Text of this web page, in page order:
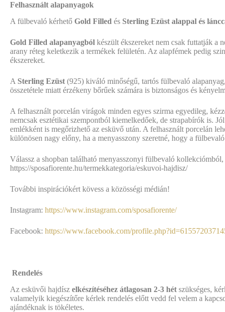
Felhasznált alapanyagok
A fülbevaló kérhető Gold Filled és Sterling Ezüst alappal és
Gold Filled alapanyagból készült ékszereket nem csak futtatják a
arany réteg keletkezik a termékek felületén. Az alapfémek pedig
ékszereket.
A Sterling Ezüst (925) kiváló minőségű, tartós fülbevaló
összetétele miatt érzékeny bőrűek számára is biztonságos és
A felhasznált porcelán virágok minden egyes szirma egyedileg,
nemcsak esztétikai szempontból kiemelkedőek, de strapabírók is.
emlékként is megőrizhető az esküvő után. A felhasznált porcelán
különösen nagy előny, ha a menyasszony szeretné, hogy a
Válassz a shopban található menyasszonyi fülbevaló
https://sposafiorente.hu/termekkategoria/eskuvoi-hajdisz/
További inspirációkért kövess a közösségi médián!
Instagram: https://www.instagram.com/sposafiorente/
Facebook: https://www.facebook.com/
Rendelés
Az esküvői hajdísz elkészítéséhez átlagosan 2-3 hét szükséges,
valamelyik kiegészítőre kérlek rendelés előtt vedd fel velem a
ajándéknak is tökéletes.